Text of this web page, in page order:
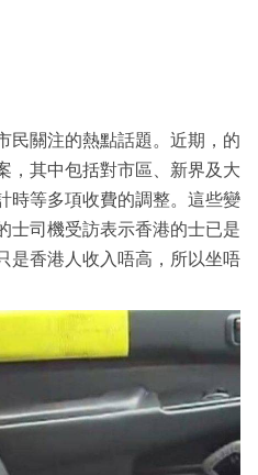
民關注的熱點話題。近期，的
，其中包括對市區、新界及大
時等多項收費的調整。這些變
士司機受訪表示香港的士已是
是香港人收入唔高，所以坐唔